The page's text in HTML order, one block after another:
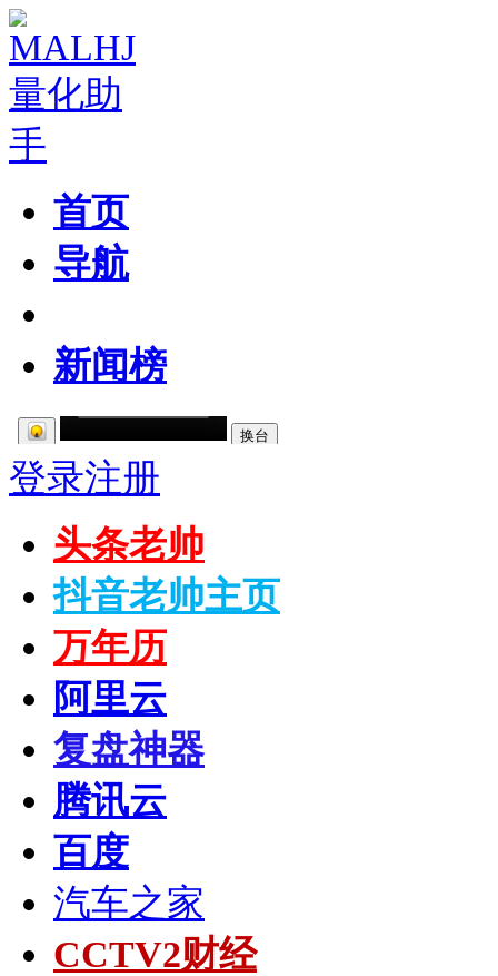
首页
导航
新闻榜
登录注册
头条老帅
抖音老帅主页
万年历
阿里云
复盘神器
腾讯云
百度
汽车之家
CCTV2财经